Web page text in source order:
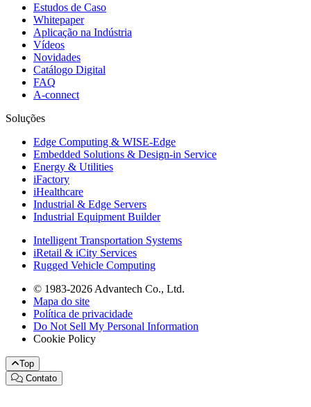
Estudos de Caso
Whitepaper
Aplicação na Indústria
Vídeos
Novidades
Catálogo Digital
FAQ
A-connect
Soluções
Edge Computing & WISE-Edge
Embedded Solutions & Design-in Service
Energy & Utilities
iFactory
iHealthcare
Industrial & Edge Servers
Industrial Equipment Builder
Intelligent Transportation Systems
iRetail & iCity Services
Rugged Vehicle Computing
© 1983-2026 Advantech Co., Ltd.
Mapa do site
Política de privacidade
Do Not Sell My Personal Information
Cookie Policy
Top
Contato